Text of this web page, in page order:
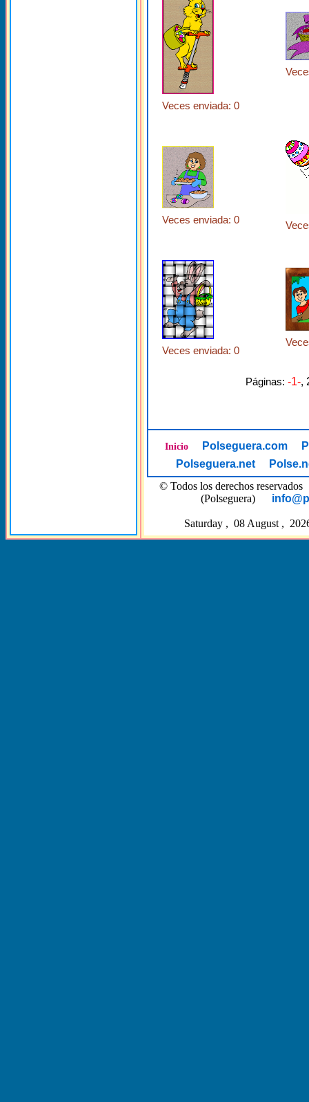
Veces enviada: 0
Veces enviada: 0
Veces enviada: 0
Páginas: -1-,
Inicio Polseguera.com
Polseguera.net
© Todos los derechos
(Polseguera)
Saturday , 08 August ,